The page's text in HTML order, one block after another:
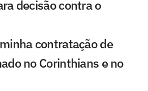
decisão contra o
contratação de
no Corinthians e no